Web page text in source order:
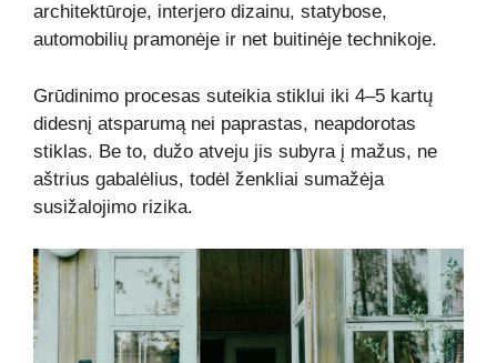
architektūroje, interjero dizainu, statybose,
automobilių pramonėje ir net buitinėje technikoje.
Grūdinimo procesas suteikia stiklui iki 4–5 kartų
didesnį atsparumą nei paprastas, neapdorotas
stiklas. Be to, dužo atveju jis subyra į mažus, ne
aštrius gabalėlius, todėl ženkliai sumažėja
susižalojimo rizika.